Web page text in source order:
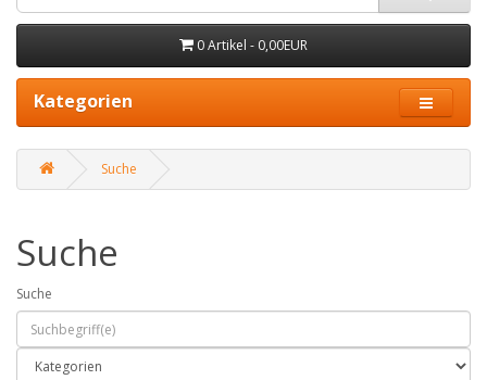
0 Artikel - 0,00EUR
Kategorien
Suche
Suche
Suche